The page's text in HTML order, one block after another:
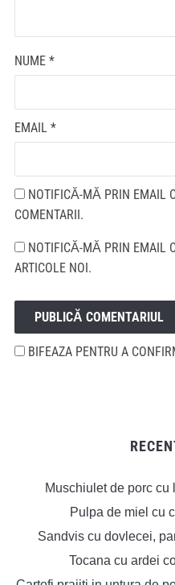
NUME *
EMAIL *
NOTIFICĂ-MĂ PRIN EMAIL
COMENTARII.
NOTIFICĂ-MĂ PRIN EMAIL
ARTICOLE NOI.
BIFEAZA PENTRU A
Muschiulet de porc
Pulpa de miel cu
Sandvis cu dovlecei,
Tocana cu ardei